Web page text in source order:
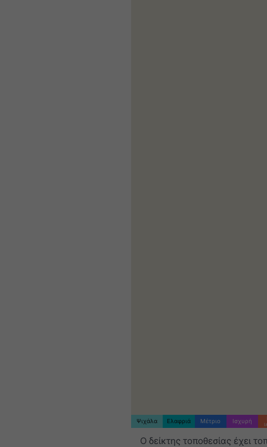
Ψιχάλα Ελαφριά Μέτριο Ισχυρή
Ο δείκτης τοποθεσίας έχει